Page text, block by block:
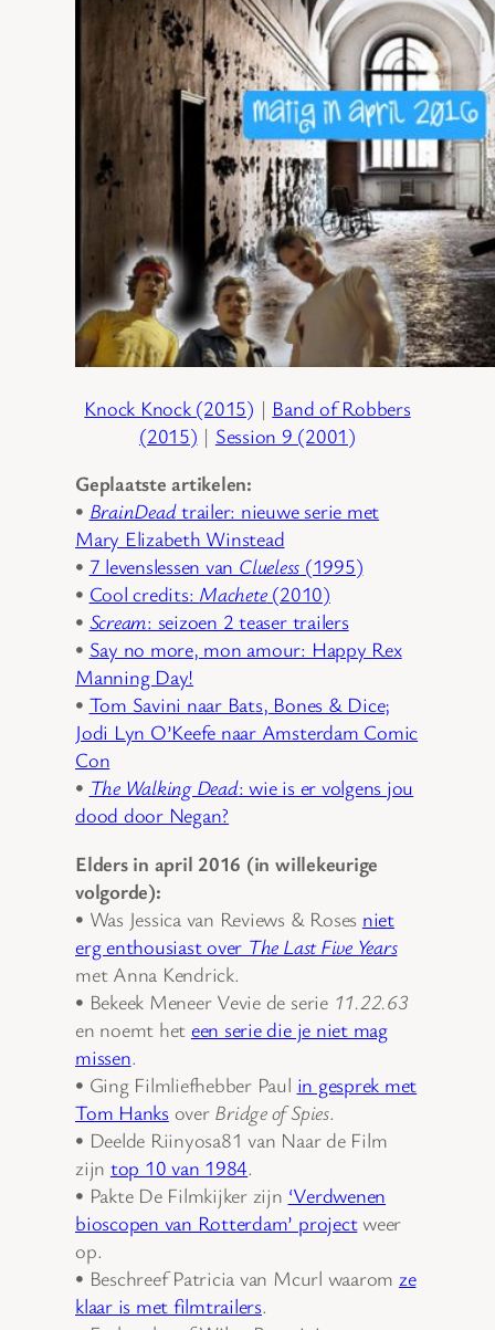
Knock Knock (2015) | Band of Robbers
(2015) | Session 9 (2001)
Geplaatste artikelen:
• BrainDeadtrailer: nieuwe serie met
Mary Elizabeth Winstead
• 7 levenslessen van Clueless (1995)
• Cool credits: Machete(2010)
• Scream: seizoen 2 teaser trailers
• Say no more, mon amour: Happy Rex
Manning Day!
• Tom Savini naar Bats, Bones & Dice;
Jodi Lyn O’Keefe naar Amsterdam Comic
Con
• The Walking Dead: wie is er volgens jou
dood door Negan?
Elders in april 2016 (in willekeurige
volgorde):
• Was Jessica van Reviews & Roses niet
erg enthousiast over The Last Five Years
met Anna Kendrick.
• Bekeek Meneer Vevie de serie 11.22.63
en noemt het een serie die je niet mag
missen.
• Ging Filmliefhebber Paul in gesprek met
Tom Hanksover Bridge of Spies.
• Deelde Riinyosa81 van Naar de Film
zijn top 10 van 1984.
• Pakte De Filmkijker zijn ‘Verdwenen
bioscopen van Rotterdam’ projectweer
op.
• Beschreef Patricia van Mcurl waarom ze
klaar is met filmtrailers.